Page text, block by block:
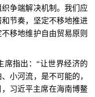
争端解决机制。我们应
节奏，坚定不移地推进
移地维护自由贸易原则
指出：“让世界经济的
小河流，是不可能的，
习近平主席在海南博鳌